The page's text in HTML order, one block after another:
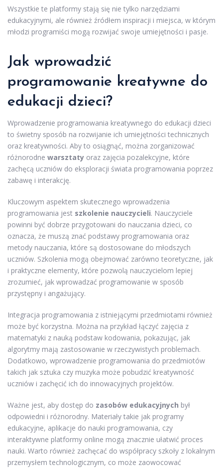
Wszystkie te platformy stają się nie tylko narzędziami
edukacyjnymi, ale również źródłem inspiracji i miejsca, w którym
młodzi programiści mogą rozwijać swoje umiejętności i pasje.
Jak wprowadzić
programowanie kreatywne do
edukacji dzieci?
Wprowadzenie programowania kreatywnego do edukacji dzieci
to świetny sposób na rozwijanie ich umiejętności technicznych
oraz kreatywności. Aby to osiągnąć, można zorganizować
różnorodne warsztaty oraz zajęcia pozalekcyjne, które
zachęcą uczniów do eksploracji świata programowania poprzez
zabawę i interakcję.
Kluczowym aspektem skutecznego wprowadzenia
programowania jest szkolenie nauczycieli. Nauczyciele
powinni być dobrze przygotowani do nauczania dzieci, co
oznacza, że muszą znać podstawy programowania oraz
metody nauczania, które są dostosowane do młodszych
uczniów. Szkolenia mogą obejmować zarówno teoretyczne, jak
i praktyczne elementy, które pozwolą nauczycielom lepiej
zrozumieć, jak wprowadzać programowanie w sposób
przystępny i angażujący.
Integracja programowania z istniejącymi przedmiotami również
może być korzystna. Można na przykład łączyć zajęcia z
matematyki z nauką podstaw kodowania, pokazując, jak
algorytmy mają zastosowanie w rzeczywistych problemach.
Dodatkowo, wprowadzenie programowania do przedmiotów
takich jak sztuka czy muzyka może pobudzić kreatywność
uczniów i zachęcić ich do innowacyjnych projektów.
Ważne jest, aby dostęp do zasobów edukacyjnych był
odpowiedni i różnorodny. Materiały takie jak programy
edukacyjne, aplikacje do nauki programowania, czy
interaktywne platformy online mogą znacznie ułatwić proces
nauki. Warto również zachęcać do współpracy szkoły z lokalnym
przemysłem technologicznym, co może zaowocować